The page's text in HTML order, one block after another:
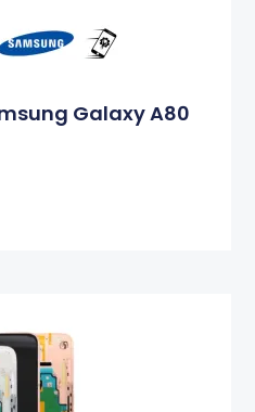
Galaxy A80